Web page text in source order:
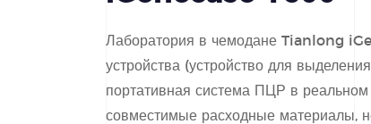
Лаборатория в чемодане Tianlong
устройства (устройство для
портативная система ПЦР в
совместимые расходные материалы,